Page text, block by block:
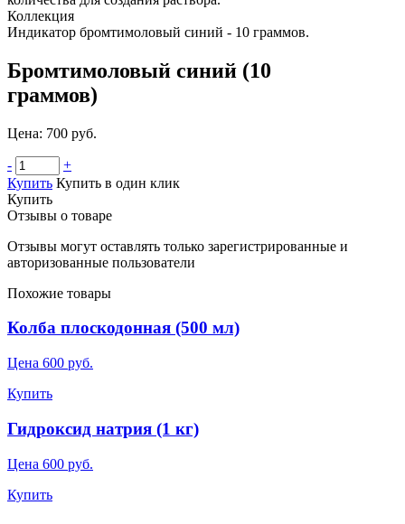
Коллекция
Индикатор бромтимоловый синий - 10 граммов.
Бромтимоловый синий (10
граммов)
Цена: 700 руб.
-
+
Купить Купить в один клик
Купить
Отзывы о товаре
Отзывы могут оставлять только зарегистрированные и
авторизованные пользователи
Похожие товары
Колба плоскодонная (500 мл)
Цена 600 руб.
Купить
Гидроксид натрия (1 кг)
Цена 600 руб.
Купить